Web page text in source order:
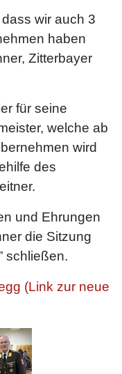
wir auch 3
haben
Zitterbayer
für seine
welche ab
wird
des
und Ehrungen
die Sitzung
schließen.
(Link zur neue